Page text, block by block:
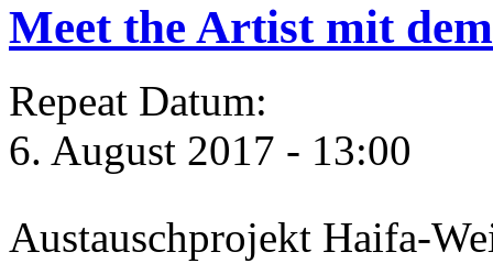
Meet the Artist mit
Repeat Datum:
6. August 2017 - 13:00
Austauschprojekt Haifa-